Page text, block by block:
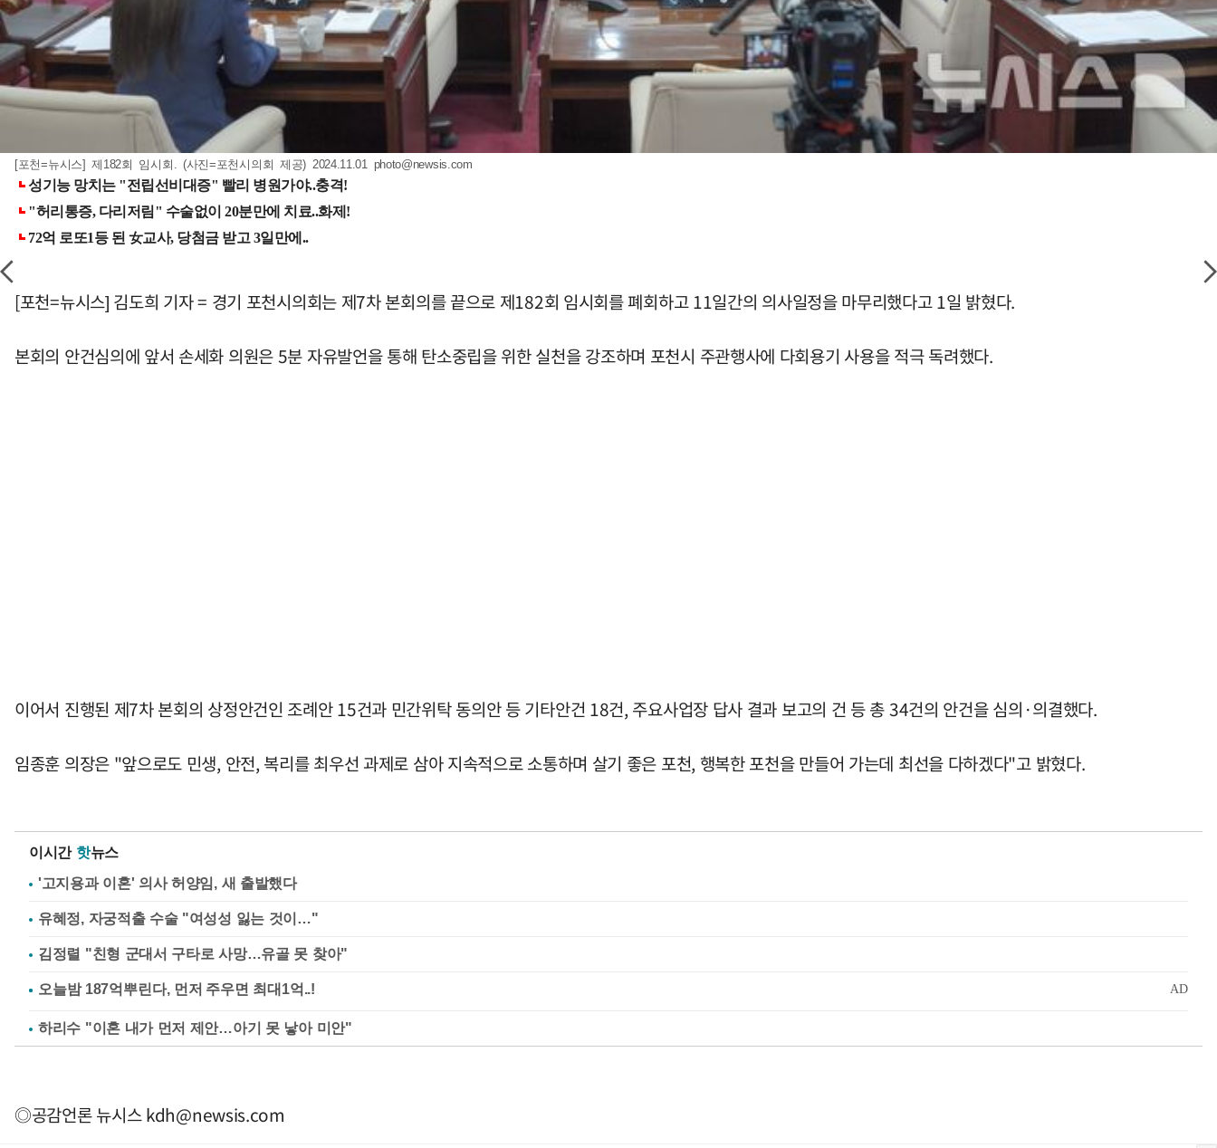
[포천=뉴시스] 제182회 임시회. (사진=포천시의회 제공) 2024.11.01 photo@newsis.com
[포천=뉴시스] 김도희 기자 = 경기 포천시의회는 제7차 본회의를 끝으로 제182회 임시회를 폐회하고 11일간의 의사일정을 마무리했다고 1일 밝혔다.
본회의 안건심의에 앞서 손세화 의원은 5분 자유발언을 통해 탄소중립을 위한 실천을 강조하며 포천시 주관행사에 다회용기 사용을 적극 독려했다.
이어서 진행된 제7차 본회의 상정안건인 조례안 15건과 민간위탁 동의안 등 기타안건 18건, 주요사업장 답사 결과 보고의 건 등 총 34건의 안건을 심의·의결했다.
임종훈 의장은 "앞으로도 민생, 안전, 복리를 최우선 과제로 삼아 지속적으로 소통하며 살기 좋은 포천, 행복한 포천을 만들어 가는데 최선을 다하겠다"고 밝혔다.
이시간 핫뉴스
'고지용과 이혼' 의사 허양임, 새 출발했다
유혜정, 자궁적출 수술 "여성성 잃는 것이…"
김정렬 "친형 군대서 구타로 사망…유골 못 찾아"
하리수 "이혼 내가 먼저 제안…아기 못 낳아 미안"
◎공감언론 뉴시스kdh@newsis.com